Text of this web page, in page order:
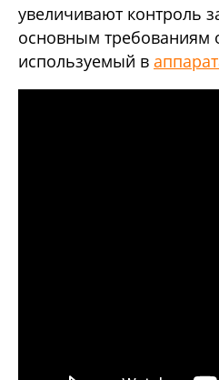
увеличивают контроль
основным требованиям
используемый в